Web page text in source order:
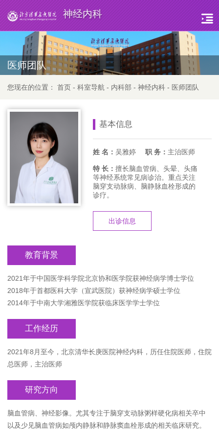
神经内科
医师团队
您现在的位置： 首页 - 科室导航 - 内科部 - 神经内科 - 医师团队
基本信息
姓 名： 吴雅婷 职 务： 主治医师
特 长： 擅长脑血管病、头晕、头痛
等神经系统常见病诊治。重点关注
脑穿支动脉病、脑静脉血栓形成的
诊疗。
出诊信息
教育背景
2021年于中国医学科学院北京协和医学院获神经病学博士学位
2018年于首都医科大学（宣武医院）获神经病学硕士学位
2014年于中南大学湘雅医学院获临床医学学士学位
工作经历
2021年8月至今，北京清华长庚医院神经内科，历任住院医师，住院
总医师，主治医师
研究方向
脑血管病、神经影像。尤其专注于脑穿支动脉粥样硬化病相关卒中
以及少见脑血管病如颅内静脉和静脉窦血栓形成的相关临床研究。